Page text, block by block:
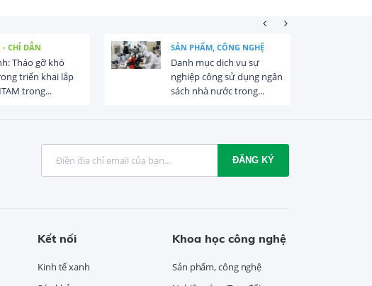
SẢN PHẨM, CÔNG NGHỆ
Danh mục dịch vụ sự
nghiệp công sử dụng ngân
sách nhà nước trong...
ĐĂNG KÝ
Kết nối
Kinh tế xanh
Khoa học công nghệ
Sản phẩm, công nghệ